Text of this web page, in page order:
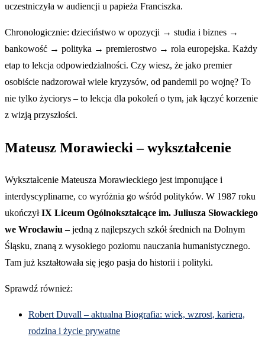
uczestniczyła w audiencji u papieża Franciszka.
Chronologicznie: dzieciństwo w opozycji → studia i biznes →
bankowość → polityka → premierostwo → rola europejska. Każdy
etap to lekcja odpowiedzialności. Czy wiesz, że jako premier
osobiście nadzorował wiele kryzysów, od pandemii po wojnę? To
nie tylko życiorys – to lekcja dla pokoleń o tym, jak łączyć korzenie
z wizją przyszłości.
Mateusz Morawiecki – wykształcenie
Wykształcenie Mateusza Morawieckiego jest imponujące i
interdyscyplinarne, co wyróżnia go wśród polityków. W 1987 roku
ukończyłIX Liceum Ogólnokształcące im. Juliusza Słowackiego
we Wrocławiu – jedną z najlepszych szkół średnich na Dolnym
Śląsku, znaną z wysokiego poziomu nauczania humanistycznego.
Tam już kształtowała się jego pasja do historii i polityki.
Sprawdź również:
Robert Duvall – aktualna Biografia: wiek, wzrost, kariera,
rodzina i życie prywatne